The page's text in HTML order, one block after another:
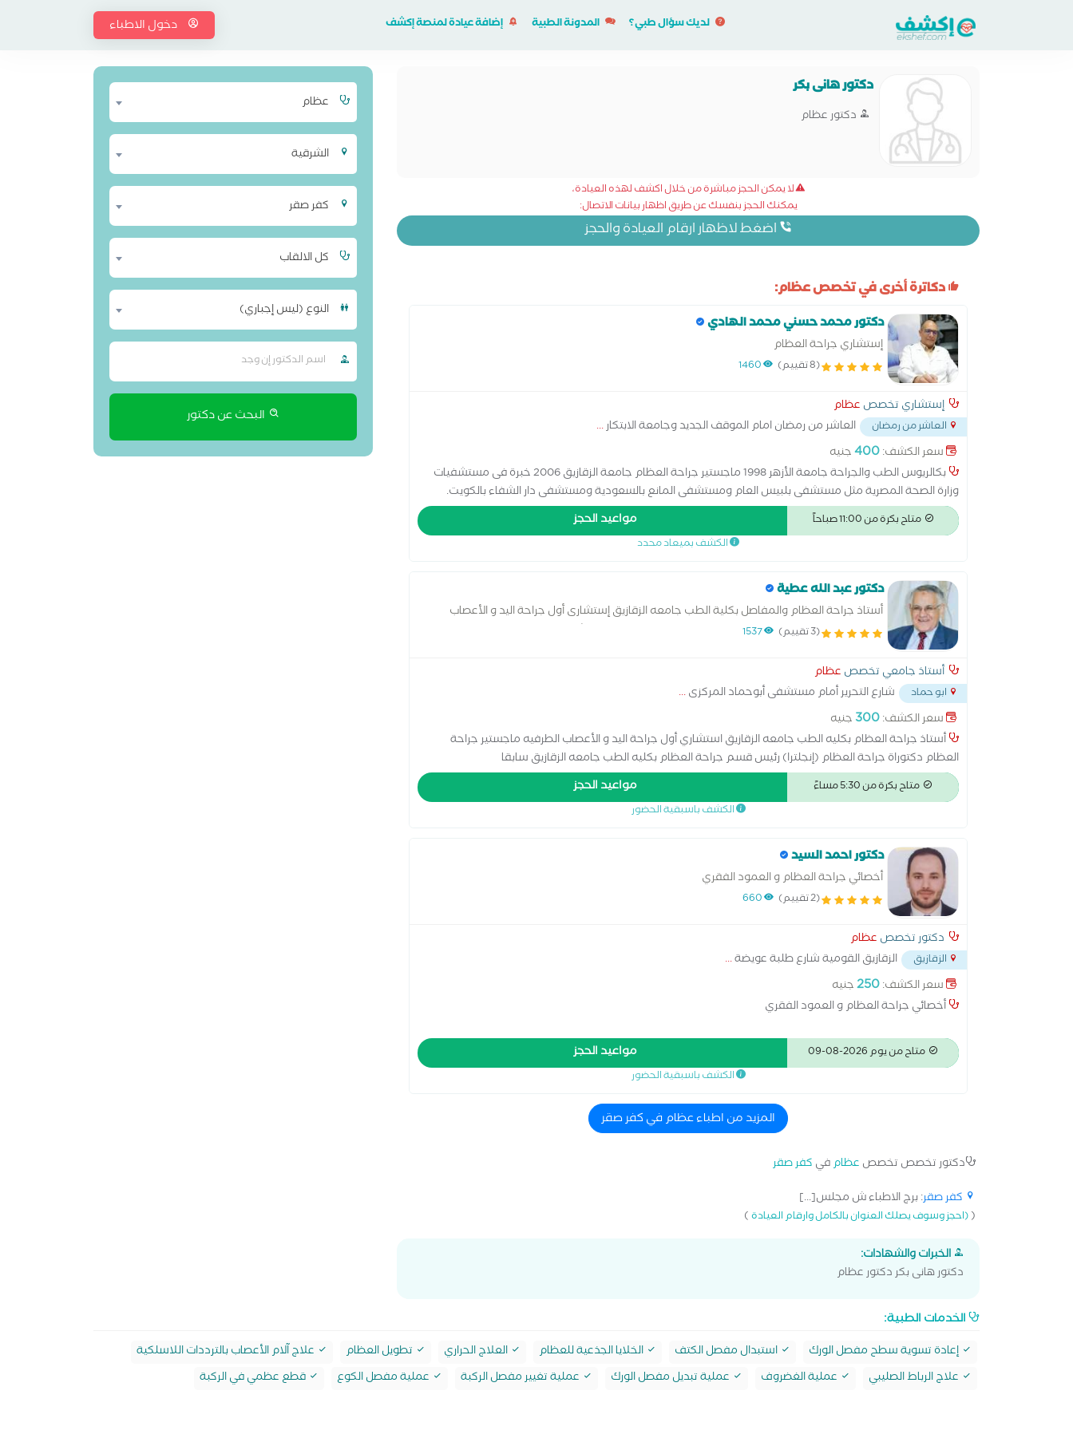
لديك سؤال طبي؟ المدونة الطبية إضافة عيادة لمنصة إكشف دخول الاطباء
دكتور هانى بكر
دكتور عظام
لا يمكن الحجز مباشرة من خلال اكشف لهذه العيادة،
يمكنك الحجز بنفسك عن طريق اظهار بيانات الاتصال:
اضغط لاظهار ارقام العيادة والحجز
دكاترة أخرى في تخصص عظام:
دكتور محمد حسني محمد الهادي
إستشاري جراحة العظام
(8 تقييم) 1460
إستشاري تخصص عظام
العاشر من رمضان العاشر من رمضان امام الموقف الجديد وجامعة الابتكار...
سعر الكشف:400جنيه
بكالريوس الطب والجراحة جامعة الأزهر 1998 ماجستير جراحة العظام جامعة الزقازيق 2006 خبرة فى مستشفيات
وزارة الصحة المصرية مثل مستشفى بلبيس العام ومستشفى المانع بالسعودية ومستشفى دار الشفاء بالكويت.
دورات تدريبية ومؤتمرات علمية فى عدة دول.
متاح بكرة من 11:00 صباحاً مواعيد الحجز
الكشف بميعاد محدد
دكتور عبد الله عطية
أستاذ جراحة العظام والمفاصل بكلية الطب جامعه الزقازيق إستشارى أول جراحة اليد و الأعصاب
الطرفيه رئيس قسم جراحة العظام والمفاصل بكلية الطب ومستشفيات جامعه الزقازيق
(3 تقييم) 1537
أستاذ جامعي تخصص عظام
ابو حماد شارع التحرير أمام مستشفى أبوحماد المركزى...
سعر الكشف:300 جنيه
أستاذ جراحة العظام بكليه الطب جامعه الزقازيق استشاري أول جراحة اليد و الأعصاب الطرفيه ماجستير جراحة
العظام دكتوراة جراحة العظام (إنجلترا) رئيس قسم جراحة العظام بكليه الطب جامعه الزقازيق سابقا
متاح بكرة من 5:30 مساءً مواعيد الحجز
الكشف باسبقية الحضور
دكتور احمد السيد
أخصائي جراحة العظام و العمود الفقري
(2 تقييم) 660
دكتور تخصص عظام
الزقازيق الزقازيق القومية شارع طلبة عويضة...
سعر الكشف:250جنيه
أخصائي جراحة العظام و العمود الفقري
متاح من يوم 2026-08-09 مواعيد الحجز
الكشف باسبقية الحضور
المزيد من اطباء عظام في كفر صقر
دكتور تخصص تخصص عظامفي كفر صقر
كفر صقر: برج الاطباء ش مجلس[...]
((احجز وسوف يصلك العنوان بالكامل وارقام العيادة)
الخبرات والشهادات:
دكتور هانى بكر دكتور عظام
عظام
الشرقية
كفر صقر
كل الالقاب
النوع (ليس إجباري)
البحث عن دكتور
الخدمات الطبية:
إعادة تسوية سطح مفصل الورك استبدال مفصل الكتف الخلايا الجذعية للعظام العلاج الحراري تطويل العظام
علاج آلام الأعصاب بالترددات اللاسلكية
علاج الرباط الصليبي
عملية الغضروف عملية تبديل مفصل الورك عملية تغيير مفصل الركبة عملية مفصل الكوع قطع عظمي في الركبة